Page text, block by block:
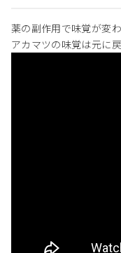
薬の副作用で味覚が変
アカマツの味覚は元に